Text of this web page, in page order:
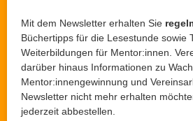
Mit dem Newsletter erhalten Sie
Büchertipps für die Lesestunde sowie
Weiterbildungen für Mentor:innen.
darüber hinaus Informationen zu
Mentor:innengewinnung und
Newsletter nicht mehr erhalten
jederzeit abbestellen.